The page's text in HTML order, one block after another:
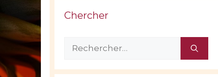
Chercher
Rechercher :